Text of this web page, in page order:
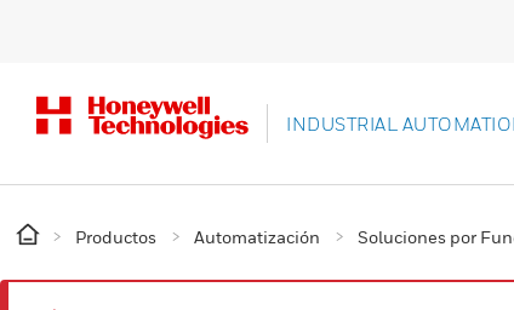
INDUSTRIAL
Productos Automatización Soluciones por